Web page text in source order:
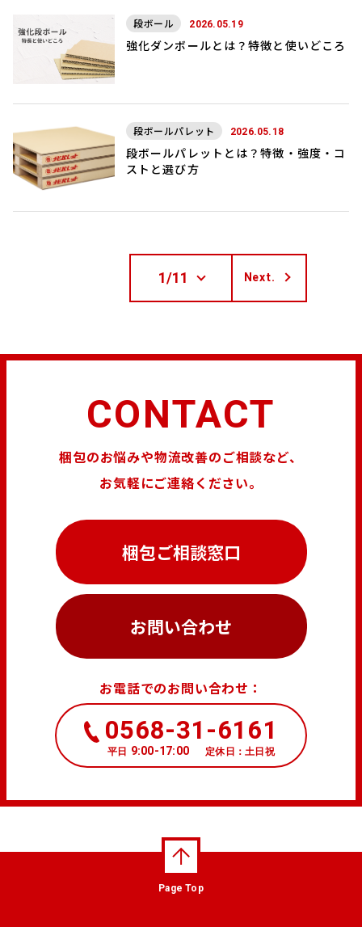
段ボール 2026.05.19
強化ダンボールとは？特徴と使いどころ
段ボールパレット 2026.05.18
段ボールパレットとは？特徴・強度・コ
ストと選び方
1/11 Next.
CONTACT
梱包のお悩みや物流改善のご相談など、
お気軽にご連絡ください。
梱包ご相談窓口
お問い合わせ
お電話でのお問い合わせ：
0568-31-6161
平日 9:00-17:00 定休日：土日祝
Page Top